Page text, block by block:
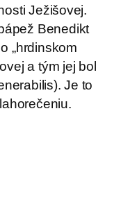
Ježišovej.
Benedikt
„hrdinskom
a tým jej bol
Je to